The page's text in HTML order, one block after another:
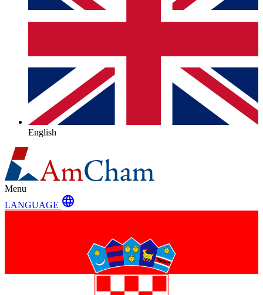
English
Menu
LANGUAGE language